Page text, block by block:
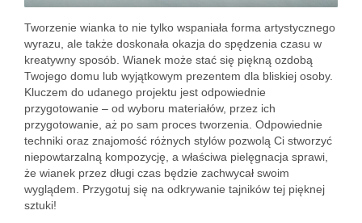
Tworzenie wianka to nie tylko wspaniała forma artystycznego
wyrazu, ale także doskonała okazja do spędzenia czasu w
kreatywny sposób. Wianek może stać się piękną ozdobą
Twojego domu lub wyjątkowym prezentem dla bliskiej osoby.
Kluczem do udanego projektu jest odpowiednie
przygotowanie – od wyboru materiałów, przez ich
przygotowanie, aż po sam proces tworzenia. Odpowiednie
techniki oraz znajomość różnych stylów pozwolą Ci stworzyć
niepowtarzalną kompozycję, a właściwa pielęgnacja sprawi,
że wianek przez długi czas będzie zachwycał swoim
wyglądem. Przygotuj się na odkrywanie tajników tej pięknej
sztuki!